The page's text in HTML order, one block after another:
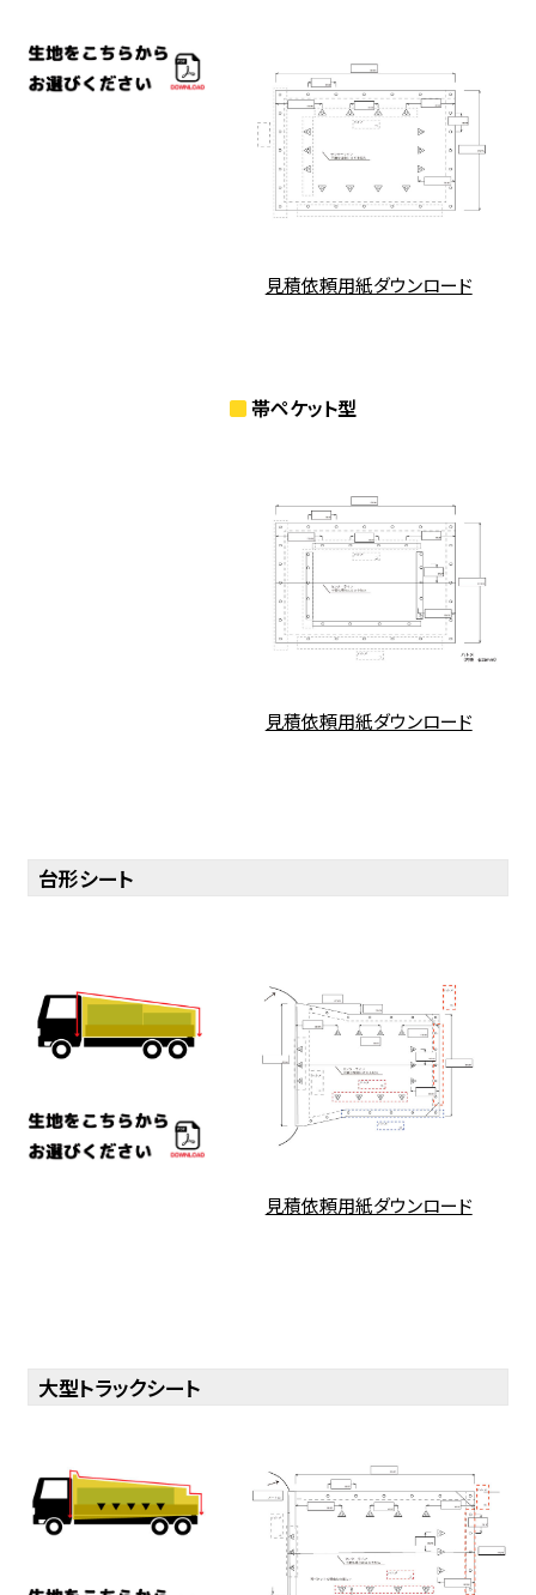
見積依頼用紙ダウンロード
帯ペケット型
見積依頼用紙ダウンロード
台形シート
見積依頼用紙ダウンロード
大型トラックシート